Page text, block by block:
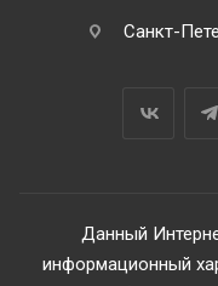
Санкт-
Данный
информационный